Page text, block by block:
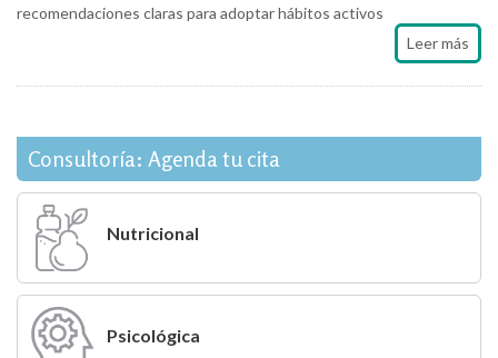
recomendaciones claras para adoptar hábitos activos
Leer más
Consultoría: Agenda tu cita
Nutricional
Psicológica